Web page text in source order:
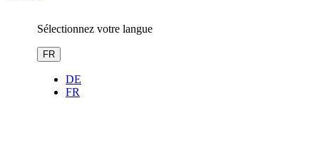
Sélectionnez votre langue
FR
DE
FR